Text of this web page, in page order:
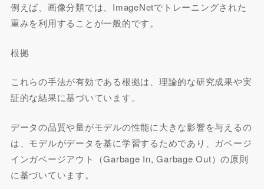
例えば、画像分類では、ImageNetでトレーニングされた
重みを利用することが一般的です。
根拠
これらの手法が有効である根拠は、理論的な研究成果や実
証的な結果に基づいています。
データの品質や量がモデルの性能に大きな影響を与えるの
は、モデルがデータを基に学習するためであり、ガベージ
インガベージアウト（Garbage In, Garbage Out）の原則
に基づいています。